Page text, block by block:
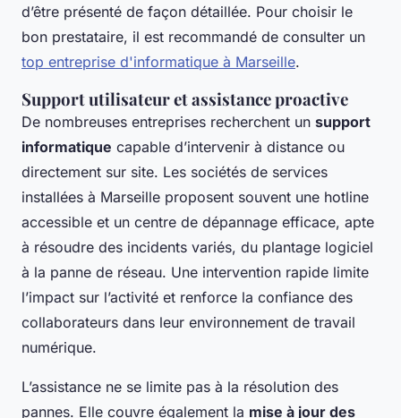
d’être présenté de façon détaillée. Pour choisir le
bon prestataire, il est recommandé de consulter un
top entreprise d'informatique à Marseille.
Support utilisateur et assistance proactive
De nombreuses entreprises recherchent un support
informatique capable d’intervenir à distance ou
directement sur site. Les sociétés de services
installées à Marseille proposent souvent une hotline
accessible et un centre de dépannage efficace, apte
à résoudre des incidents variés, du plantage logiciel
à la panne de réseau. Une intervention rapide limite
l’impact sur l’activité et renforce la confiance des
collaborateurs dans leur environnement de travail
numérique.
L’assistance ne se limite pas à la résolution des
pannes. Elle couvre également la mise à jour des